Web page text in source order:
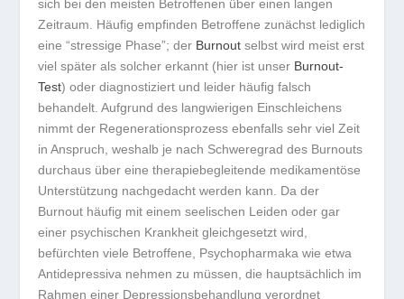
sich bei den meisten Betroffenen über einen langen
Zeitraum. Häufig empfinden Betroffene zunächst lediglich
eine “stressige Phase”; der Burnout selbst wird meist erst
viel später als solcher erkannt (hier ist unser Burnout-
Test) oder diagnostiziert und leider häufig falsch
behandelt. Aufgrund des langwierigen Einschleichens
nimmt der Regenerationsprozess ebenfalls sehr viel Zeit
in Anspruch, weshalb je nach Schweregrad des Burnouts
durchaus über eine therapiebegleitende medikamentöse
Unterstützung nachgedacht werden kann. Da der
Burnout häufig mit einem seelischen Leiden oder gar
einer psychischen Krankheit gleichgesetzt wird,
befürchten viele Betroffene, Psychopharmaka wie etwa
Antidepressiva nehmen zu müssen, die hauptsächlich im
Rahmen einer Depressionsbehandlung verordnet